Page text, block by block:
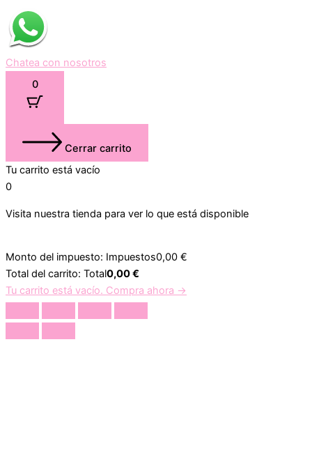
Chatea con nosotros
0
Cerrar carrito
Tu carrito está vacío
0
Visita nuestra tienda para ver lo que está disponible
Monto del impuesto: Impuestos0,00 €
Total del carrito: Total0,00€
Tu carrito está vacío. Compra ahora →